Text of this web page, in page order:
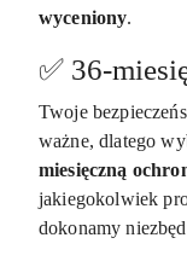
wyceniony.
✅ 36-
Twoje
ważne, dlatego
miesięczną
jakiegokolwiek
dokonamy